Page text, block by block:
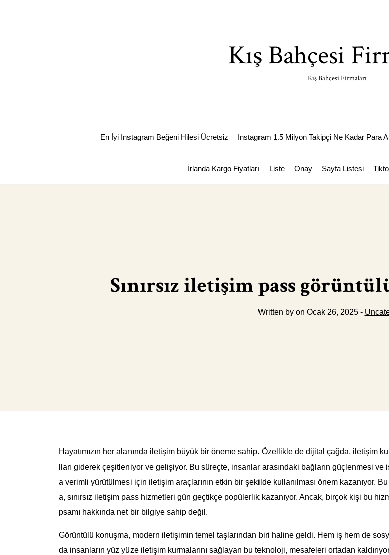
Kış Bahçesi
Kış Bahçesi Firmaları
En İyi Instagram Beğeni Hilesi Ücretsiz Instagram 1.5 Milyon Takipçi Ne Kadar Para
İrlanda Kargo Fiyatları Liste Onay Sayfa Listesi
Sınırsız iletişim pass
Written by on Ocak 26, 2025 -
Hayatımızın her alanında iletişim büyük bir öneme sahip. Özellikle de dijital çağda, iletişim
lları giderek çeşitleniyor ve gelişiyor. Bu süreçte, insanlar arasındaki bağların güçlenmesi ve
a verimli yürütülmesi için iletişim araçlarının etkin bir şekilde kullanılması önem kazanıyor.
a, sınırsız iletişim pass hizmetleri gün geçtikçe popülerlik kazanıyor. Ancak, birçok kişi bu
psamı hakkında net bir bilgiye sahip değil.
Görüntülü konuşma, modern iletişimin temel taşlarından biri haline geldi. Hem iş hem de
da insanların yüz yüze iletişim kurmalarını sağlayan bu teknoloji, mesafeleri ortadan